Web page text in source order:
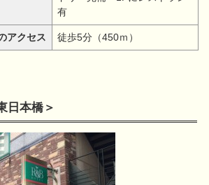
有
アクセス 徒歩5分（450ｍ）
日本橋＞